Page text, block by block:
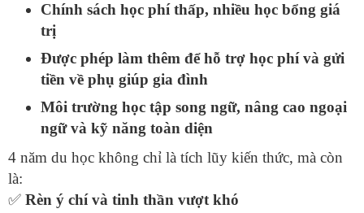
Chính sách học phí thấp, nhiều học bổng giá
trị
Được phép làm thêm để hỗ trợ học phí và gửi
tiền về phụ giúp gia đình
Môi trường học tập song ngữ, nâng cao ngoại
ngữ và kỹ năng toàn diện
4 năm du học không chỉ là tích lũy kiến thức, mà còn
là:
✅ Rèn ý chí và tinh thần vượt khó